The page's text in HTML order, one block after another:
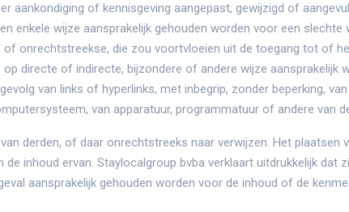
aankondiging of kennisgeving aangepast, gewijzigd of
enkele wijze aansprakelijk gehouden worden voor een
onrechtstreekse, die zou voortvloeien uit de toegang tot of
directe of indirecte, bijzondere of andere wijze aansprakelijk
van links of hyperlinks, met inbegrip, zonder beperking,
van apparatuur, programmatuur of andere van
derden, of daar onrechtstreeks naar verwijzen. Het plaatsen
inhoud ervan. Staylocalgroup bvba verklaart uitdrukkelijk dat
aansprakelijk gehouden worden voor de inhoud of de